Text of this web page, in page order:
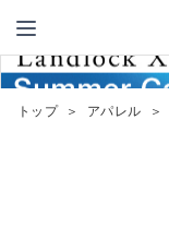
トップ ＞ アパレル ＞